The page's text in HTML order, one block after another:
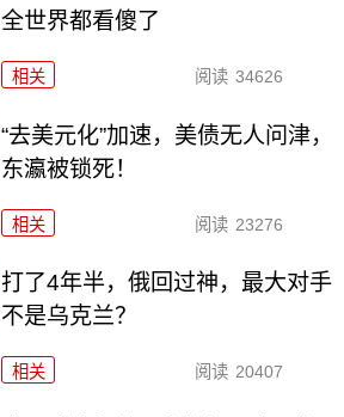
全世界都看傻了
相关 阅读 34626
“去美元化”加速，美债无人问津，
东瀛被锁死！
相关 阅读 23276
打了4年半，俄回过神，最大对手
不是乌克兰？
相关 阅读 20407